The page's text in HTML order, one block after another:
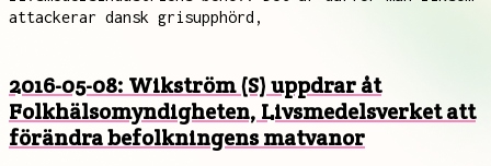
attackerar dansk grisupphörd,
2016-05-08: Wikström (S) uppdrar åt
Folkhälsomyndigheten, Livsmedelsverket att
förändra befolkningens matvanor